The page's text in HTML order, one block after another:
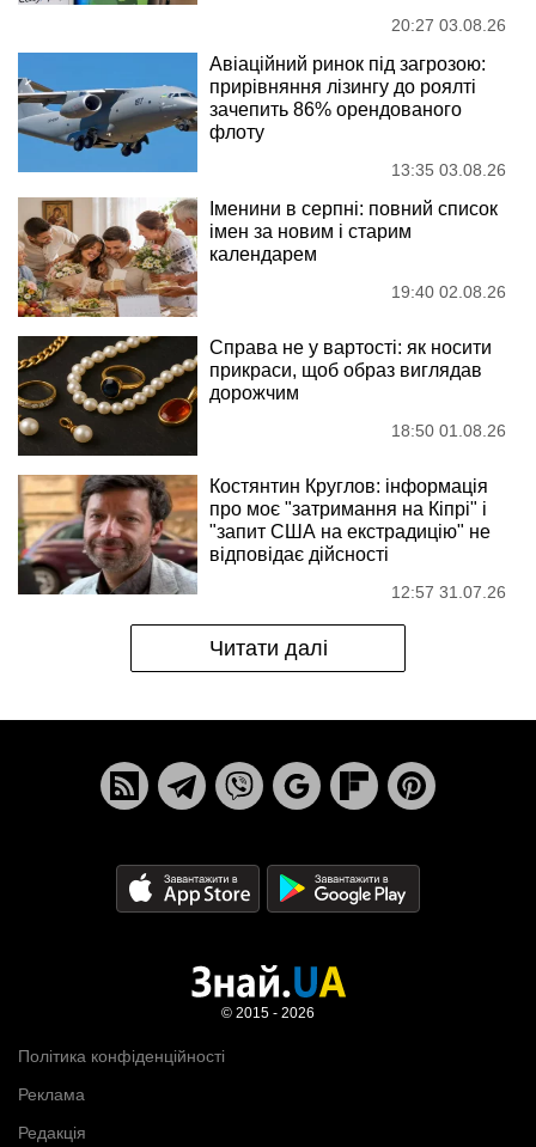
20:27 03.08.26
Авіаційний ринок під загрозою:
прирівняння лізингу до роялті
зачепить 86% орендованого
флоту
13:35 03.08.26
Іменини в серпні: повний список
імен за новим і старим
календарем
19:40 02.08.26
Справа не у вартості: як носити
прикраси, щоб образ виглядав
дорожчим
18:50 01.08.26
Костянтин Круглов: інформація
про моє "затримання на Кіпрі" і
"запит США на екстрадицію" не
відповідає дійсності
12:57 31.07.26
Читати далі
Політика конфіденційності
Реклама
Редакція
© 2015 - 2026